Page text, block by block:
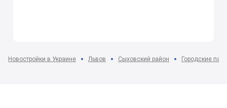
Новостройки в Украине Львов Сыховский район Городские